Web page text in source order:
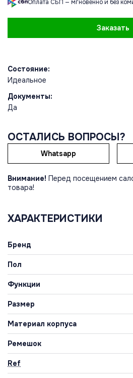
Оплата СБП — мгновенно и без
Заказать
Состояние:
Идеальное
Документы:
Да
ОСТАЛИСЬ ВОПРОСЫ?
Whatsapp
Внимание! Перед посещением
товара!
ХАРАКТЕРИСТИКИ
Бренд
Пол
Функции
Размер
Материал корпуса
Ремешок
Ref